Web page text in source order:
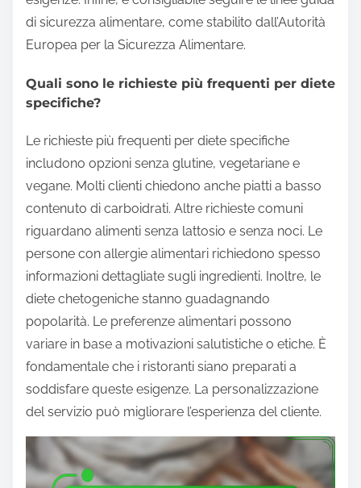
di sicurezza alimentare, come stabilito dall’Autorità
Europea per la Sicurezza Alimentare.
Quali sono le richieste più frequenti per diete
specifiche?
Le richieste più frequenti per diete specifiche
includono opzioni senza glutine, vegetariane e
vegane. Molti clienti chiedono anche piatti a basso
contenuto di carboidrati. Altre richieste comuni
riguardano alimenti senza lattosio e senza noci. Le
persone con allergie alimentari richiedono spesso
informazioni dettagliate sugli ingredienti. Inoltre, le
diete chetogeniche stanno guadagnando
popolarità. Le preferenze alimentari possono
variare in base a motivazioni salutistiche o etiche. È
fondamentale che i ristoranti siano preparati a
soddisfare queste esigenze. La personalizzazione
del servizio può migliorare l’esperienza del cliente.